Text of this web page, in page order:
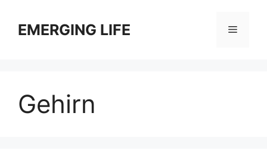
Inhalt
springenEMERGING LIFE Menü
Gehirn